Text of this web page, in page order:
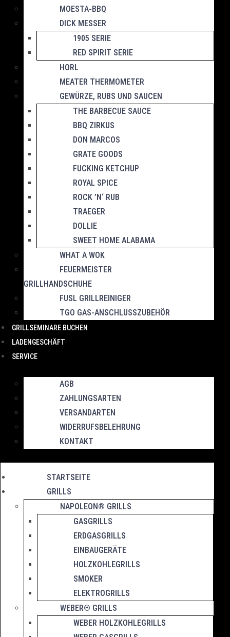
MOESTA-BBQ
DICK MESSER
1905 SERIE
RED SPIRIT SERIE
HORL
MEATER THERMOMETER
GEWÜRZE, RUBS UND SAUCEN
THE BARBECUE SAUCE
BBQ ZIRKUS
DON MARCOS
GRATE GOODS
FUCKING KETCHUP
ROYAL SPICE
ROCK ’N‘ RUB
TRAEGER
DOLLIE
SWEET HOME ALABAMA
WHAT A WOK
FEUERMEISTER
GRILLHANDSCHUHE
FUSL GRILLREINIGER
TGO GAS-ANSCHLUSSZUBEHÖR
GRILLSEMINARE BUCHEN
LADENGESCHÄFT
SERVICE
AGB
ZAHLUNGSARTEN
VERSANDARTEN
WIDERRUFSBELEHRUNG
KONTAKT
STARTSEITE
GRILLS
NAPOLEON® GRILLS
GASGRILLS
ERDGASGRILLS
EINBAUGERÄTE
HOLZKOHLEGRILLS
SMOKER
ELEKTROGRILLS
WEBER® GRILLS
WEBER HOLZKOHLEGRILLS